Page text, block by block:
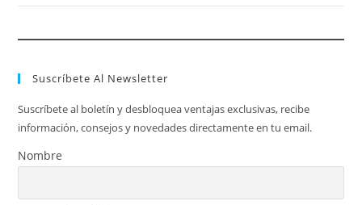
Suscríbete Al Newsletter
Suscríbete al boletín y desbloquea ventajas exclusivas, recibe
información, consejos y novedades directamente en tu email.
Nombre